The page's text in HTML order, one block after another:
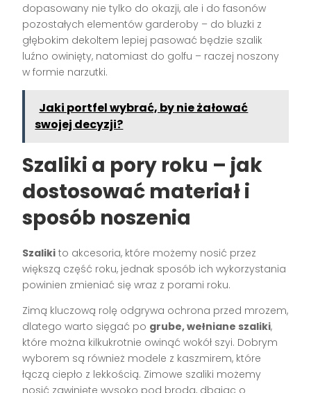
dopasowany nie tylko do okazji, ale i do fasonów
pozostałych elementów garderoby – do bluzki z
głębokim dekoltem lepiej pasować będzie szalik
luźno owinięty, natomiast do golfu – raczej noszony
w formie narzutki.
Jaki portfel wybrać, by nie żałować
swojej decyzji?
Szaliki a pory roku – jak
dostosować materiał i
sposób noszenia
Szaliki to akcesoria, które możemy nosić przez
większą część roku, jednak sposób ich wykorzystania
powinien zmieniać się wraz z porami roku.
Zimą kluczową rolę odgrywa ochrona przed mrozem,
dlatego warto sięgać po grube, wełniane szaliki,
które można kilkukrotnie owinąć wokół szyi. Dobrym
wyborem są również modele z kaszmirem, które
łączą ciepło z lekkością. Zimowe szaliki możemy
nosić zawinięte wysoko pod brodą, dbając o